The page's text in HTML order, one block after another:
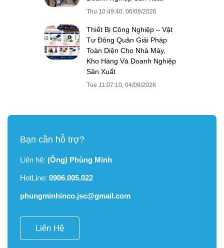
Thu 10:49:40, 06/08/2026
Thiết Bị Công Nghiệp – Vật
Tư Đông Quân Giải Pháp
Toàn Diện Cho Nhà Máy,
Kho Hàng Và Doanh Nghiệp
Sản Xuất
Tue 11:07:10, 04/08/2026
Bạn cần hỗ trợ?
Liên hệ: (Ông) Phùng Minh
HotLine: 0906.005.022
phungminhinco.jsc@gmail.com
Liên Hệ